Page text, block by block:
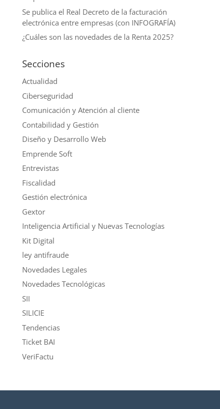
Se publica el Real Decreto de la facturación
electrónica entre empresas (con INFOGRAFÍA)
¿Cuáles son las novedades de la Renta 2025?
Secciones
Actualidad
Ciberseguridad
Comunicación y Atención al cliente
Contabilidad y Gestión
Diseño y Desarrollo Web
Emprende Soft
Entrevistas
Fiscalidad
Gestión electrónica
Gextor
Inteligencia Artificial y Nuevas Tecnologías
Kit Digital
ley antifraude
Novedades Legales
Novedades Tecnológicas
SII
SILICIE
Tendencias
Ticket BAI
VeriFactu